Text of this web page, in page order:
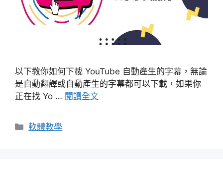
以下教你如何下載 YouTube 自動產生的字幕，無論
是自動翻譯或自動產生的字幕都可以下載，如果你
正在找 Yo … 閱讀全文
分
軟體教學